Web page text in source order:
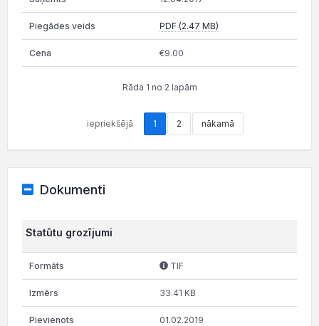
PDF (2.47 MB)
€9.00
Rāda 1 no 2 lapām
iepriekšējā 1 2 nākamā
Dokumenti
Statūtu grozījumi
TIF
33.41 KB
01.02.2019